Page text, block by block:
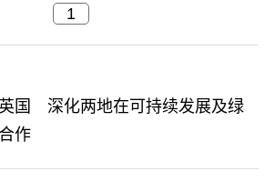
国 深化两地在可持续发展及绿
作